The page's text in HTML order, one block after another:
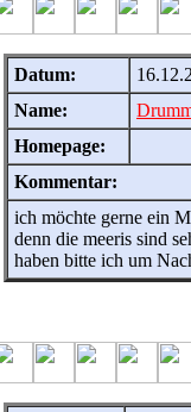
Datum:
Name:
Homepage:
Kommentar:
ich möchte gerne ein
denn die meeris sind
haben bitte ich um